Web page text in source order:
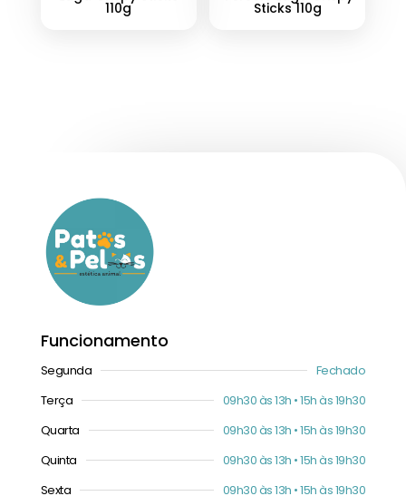
110g Sticks 110g
Funcionamento
Segunda
Fechado
Terça
09h30 às 13h • 15h às 19h30
Quarta
09h30 às 13h • 15h às 19h30
Quinta
09h30 às 13h • 15h às 19h30
Sexta
09h30 às 13h • 15h às 19h30